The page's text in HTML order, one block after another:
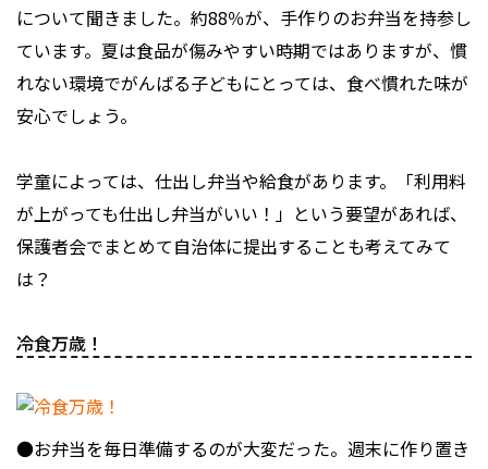
について聞きました。約88％が、手作りのお弁当を持参し
ています。夏は食品が傷みやすい時期ではありますが、慣
れない環境でがんばる子どもにとっては、食べ慣れた味が
安心でしょう。
学童によっては、仕出し弁当や給食があります。「利用料
が上がっても仕出し弁当がいい！」という要望があれば、
保護者会でまとめて自治体に提出することも考えてみて
は？
冷食万歳！
●お弁当を毎日準備するのが大変だった。週末に作り置き